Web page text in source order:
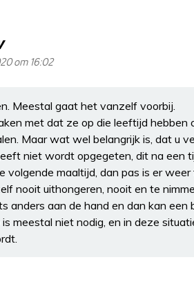
om 16:02
Meestal gaat het vanzelf voorbij.
met dat ze op die leeftijd
Maar wat wel belangrijk is, dat u
niet wordt opgegeten, dit na een
volgende maaltijd, dan pas is er
nooit uithongeren, nooit en te
anders aan de hand en dan kan
meestal niet nodig, en in deze